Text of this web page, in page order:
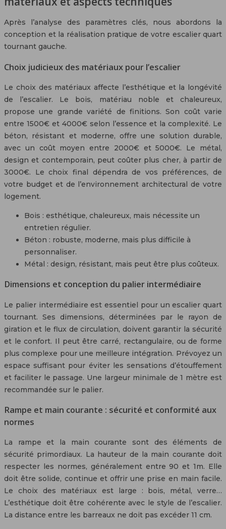
Après l’analyse des paramètres clés, nous abordons la
conception et la réalisation pratique de votre escalier quart
tournant gauche.
Choix judicieux des matériaux pour l’escalier
Le choix des matériaux affecte l’esthétique et la longévité
de l’escalier. Le bois, matériau noble et chaleureux,
propose une grande variété de finitions. Son coût varie
entre 1500€ et 4000€ selon l’essence et la complexité. Le
béton, résistant et moderne, offre une solution durable,
avec un coût moyen entre 2000€ et 5000€. Le métal,
design et contemporain, peut coûter plus cher, à partir de
3000€. Le choix final dépendra de vos préférences, de
votre budget et de l’environnement architectural de votre
logement.
Bois : esthétique, chaleureux, mais nécessite un
entretien régulier.
Béton : robuste, moderne, mais plus difficile à
personnaliser.
Métal : design, résistant, mais peut être plus coûteux.
Dimensions et conception du palier intermédiaire
Le palier intermédiaire est essentiel pour un escalier quart
tournant. Ses dimensions, déterminées par le rayon de
giration et le flux de circulation, doivent garantir la sécurité
et le confort. Il peut être carré, rectangulaire, ou de forme
plus complexe pour une meilleure intégration. Prévoyez un
espace suffisant pour éviter les sensations d’étouffement
et faciliter le passage. Une largeur minimale de 1 mètre est
recommandée sur le palier.
Rampe et main courante : sécurité et conformité aux
normes
La rampe et la main courante sont des éléments de
sécurité primordiaux. La hauteur de la main courante doit
respecter les normes, généralement entre 90 et 1m. Elle
doit être solide, continue et offrir une prise en main facile.
Le choix des matériaux est large : bois, métal, verre…
L’esthétique doit être cohérente avec le style de l’escalier.
La distance entre les barreaux ne doit pas excéder 11 cm.